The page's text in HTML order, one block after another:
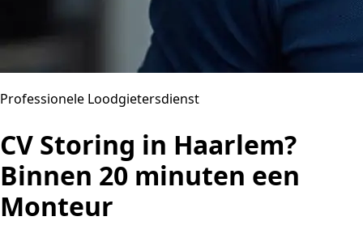
Professionele Loodgietersdienst
CV Storing in Haarlem?
Binnen 20 minuten een
Monteur